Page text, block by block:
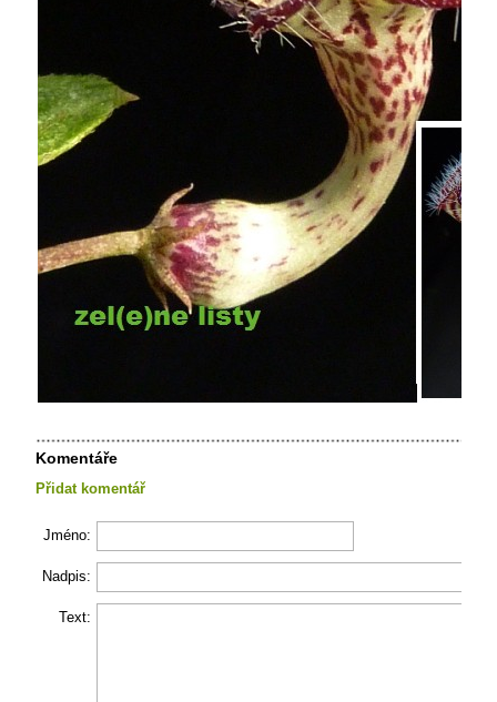
Komentáře
Přidat komentář
Jméno:
Nadpis:
Text: